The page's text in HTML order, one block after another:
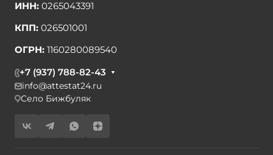
ИНН: 0265043391
КПП: 026501001
ОГРН: 1160280089540
+7 (937) 788-82-43
info@attestat24.ru
Село Бижбуляк